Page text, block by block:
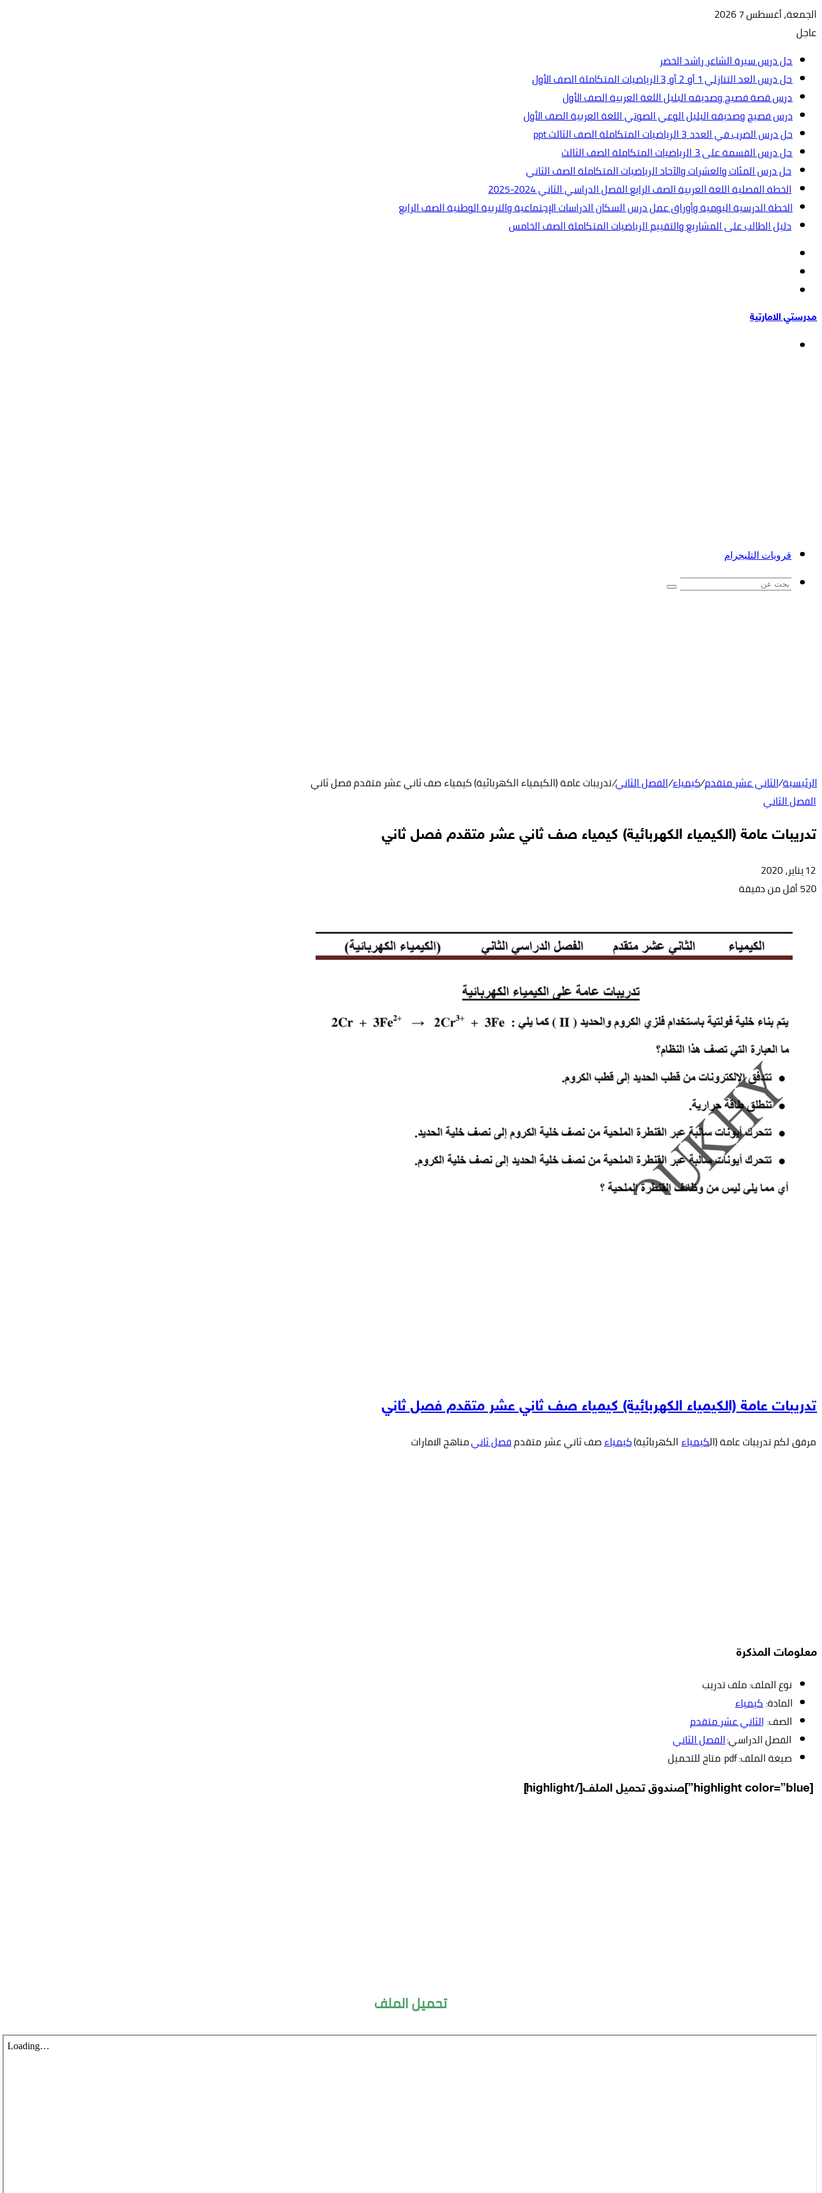
الجمعة, أغسطس 7 2026
عاجل
حل درس سيرة الشاعر راشد الخضر
حل درس العد التنازلي 1 أو 2 أو 3 الرياضيات المتكاملة الصف الأول
درس قصة فصيح وصديقه البلبل اللغة العربية الصف الأول
درس فصيح وصديقه البلبل الوعي الصوتي اللغة العربية الصف الأول
حل درس الضرب في العدد 3 الرياضيات المتكاملة الصف الثالث.ppt
حل درس القسمة على 3 الرياضيات المتكاملة الصف الثالث
حل درس المئات والعشرات والآحاد الرياضيات المتكاملة الصف الثاني
الخطة الفصلية اللغة العربية الصف الرابع الفصل الدراسي الثاني 2024-2025
الخطة الدرسية اليومية وأوراق عمل درس السكان الدراسات الإجتماعية والتربية الوطنية الصف الرابع
دليل الطالب على المشاريع والتقييم الرياضيات المتكاملة الصف الخامس
عمود
جانبي
مدرستي الامارتية
قروبات التليجرام
بحث
الرئيسية/الثاني عشر متقدم/كيمياء/الفصل الثاني/تدريبات عامة (الكيمياء الكهربائية) كيمياء صف ثاني عشر متقدم فصل ثاني
الفصل الثاني
تدريبات عامة (الكيمياء الكهربائية) كيمياء صف ثاني عشر متقدم فصل ثاني
12 يناير، 2020
520أقل من دقيقة
تدريبات عامة (الكيمياء الكهربائية) كيمياء صف ثاني عشر متقدم فصل ثاني
مرفق لكم تدريبات عامة (الكيمياءالكهربائية)كيمياءصف ثاني عشر متقدمفصل ثانيمناهج الامارات
معلومات المذكرة
نوع الملف: ملف تدريب
المادة:كيمياء
الصف: الثاني عشر متقدم
الفصل الدراسي:الفصل الثاني
صيغة الملف: pdf متاح للتحميل
[highlight color=”blue”]صندوق تحميل الملف[/highlight]
تحميل الملف